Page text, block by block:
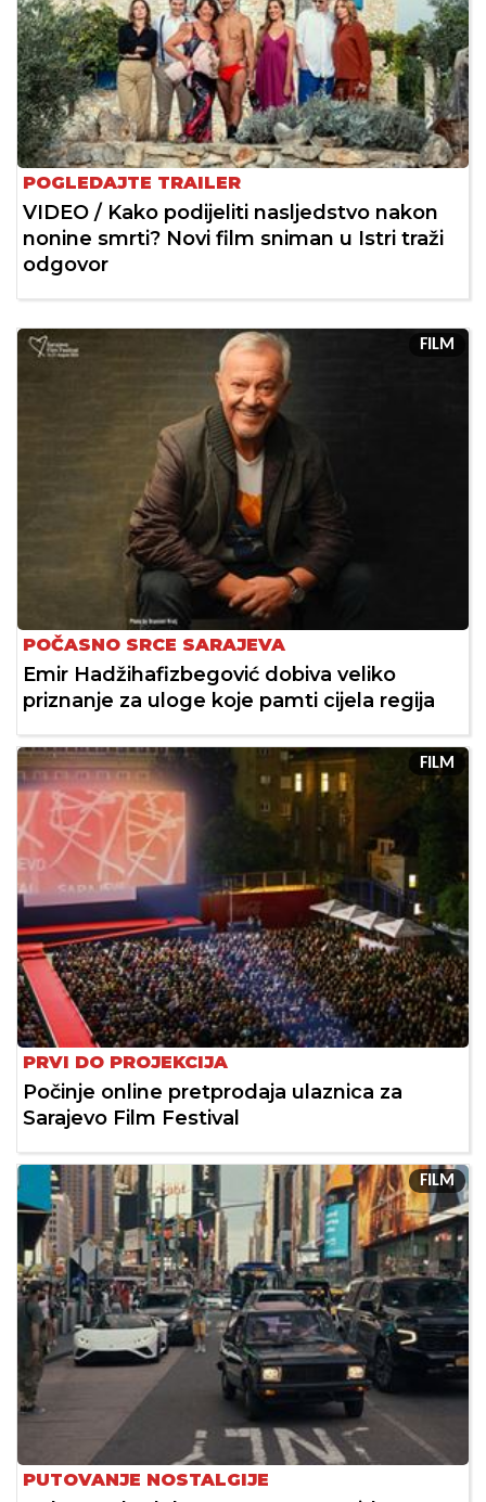
POGLEDAJTE TRAILER
VIDEO / Kako podijeliti nasljedstvo nakon
nonine smrti? Novi film sniman u Istri traži
odgovor
FILM
POČASNO SRCE SARAJEVA
Emir Hadžihafizbegović dobiva veliko
priznanje za uloge koje pamti cijela regija
FILM
PRVI DO PROJEKCIJA
Počinje online pretprodaja ulaznica za
Sarajevo Film Festival
FILM
PUTOVANJE NOSTALGIJE